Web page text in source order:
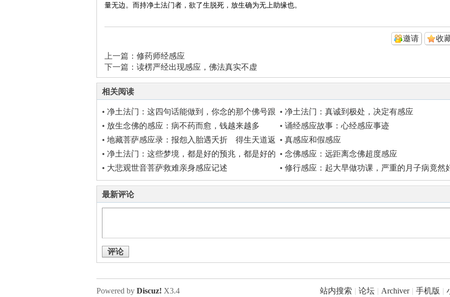
量无边。而持净土法门者，欲了生脱死，放生确为无上助缘也。
收
邀请
上一篇： 修药师经感应
下一篇： 读楞严经出现感应，佛法真实不虚
相关阅读
• 净土法门：这四句话能做到，你念的那个佛号跟
佛就有感应
• 净土法门：真诚到极处，决定有感应
• 放生念佛的感应：病不药而愈，钱越来越多 • 诵经感应故事：心经感应事迹
• 地藏菩萨感应录：报怨入胎遇夭折 得生天道返
谢恩
• 真感应和假感应
• 净土法门：这些梦境，都是好的预兆，都是好的
感应！
• 念佛感应：远距离念佛超度感应
• 大悲观世音菩萨救难亲身感应记述 • 修行感应：起大早做功课，严重的月子病竟然
了
最新评论
评论
站内搜索 | 论坛 | Archiver | 手机版 |
Powered by Discuz! X3.4